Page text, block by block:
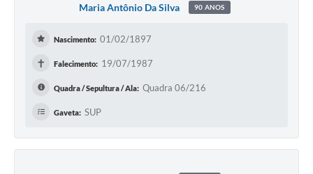
Maria Antônio Da Silva 90 ANOS
Nascimento: 01/02/1897
✝ Falecimento: 19/07/1987
Quadra / Sepultura / Ala: Quadra 06/216
Gaveta: SUP